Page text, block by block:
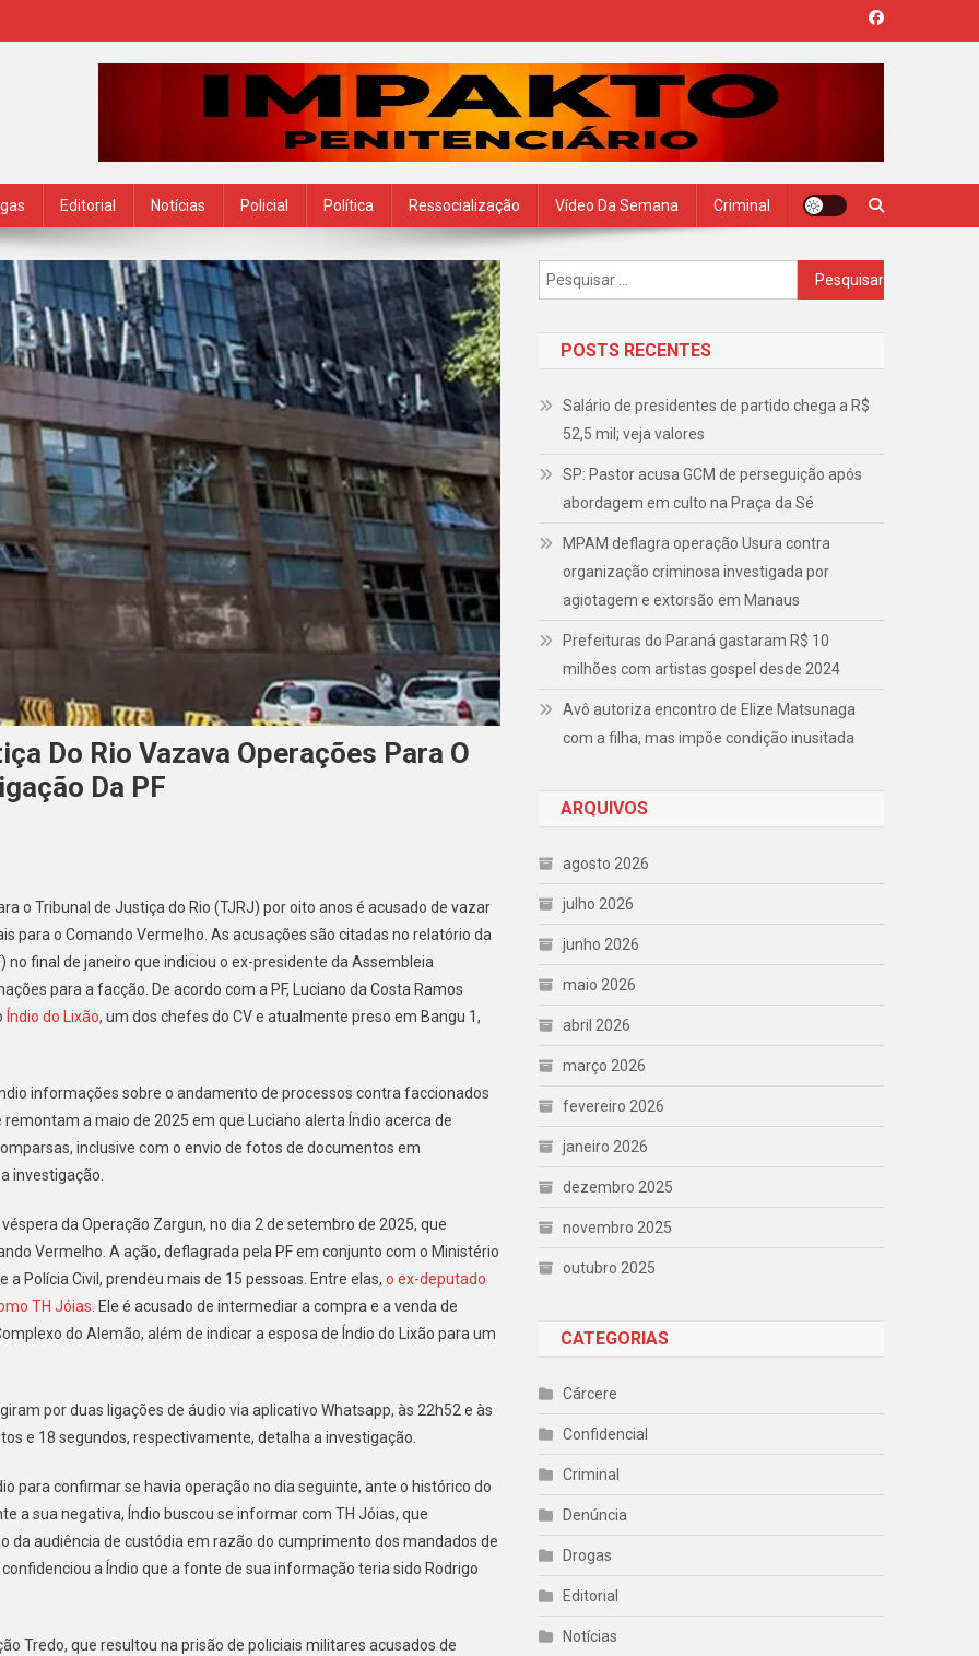
Editorial Notícias Policial Política Ressocialização Vídeo Da Semana Criminal
Do Rio Vazava Operações Para O
Da PF
o Tribunal de Justiça do Rio (TJRJ) por oito anos é acusado de vazar
para o Comando Vermelho. As acusações são citadas no relatório da
no final de janeiro que indiciou o ex-presidente da Assembleia
para a facção. De acordo com a PF, Luciano da Costa Ramos
Índio do Lixão, um dos chefes do CV e atualmente preso em Bangu 1,
informações sobre o andamento de processos contra faccionados
a maio de 2025 em que Luciano alerta Índio acerca de
inclusive com o envio de fotos de documentos em
investigação.
da Operação Zargun, no dia 2 de setembro de 2025, que
Vermelho. A ação, deflagrada pela PF em conjunto com o Ministério
a Polícia Civil, prendeu mais de 15 pessoas. Entre elas, o ex-deputado
TH Jóias. Ele é acusado de intermediar a compra e a venda de
do Alemão, além de indicar a esposa de Índio do Lixão para um
por duas ligações de áudio via aplicativo Whatsapp, às 22h52 e às
e 18 segundos, respectivamente, detalha a investigação.
para confirmar se havia operação no dia seguinte, ante o histórico do
a sua negativa, Índio buscou se informar com TH Jóias, que
da audiência de custódia em razão do cumprimento dos mandados de
a Índio que a fonte de sua informação teria sido Rodrigo
Tredo, que resultou na prisão de policiais militares acusados de
Pesquisar
por:
POSTS RECENTES
Salário de presidentes de partido chega a R$
52,5 mil; veja valores
SP: Pastor acusa GCM de perseguição após
abordagem em culto na Praça da Sé
MPAM deflagra operação Usura contra
organização criminosa investigada por
agiotagem e extorsão em Manaus
Prefeituras do Paraná gastaram R$ 10
milhões com artistas gospel desde 2024
Avô autoriza encontro de Elize Matsunaga
com a filha, mas impõe condição inusitada
ARQUIVOS
agosto 2026
julho 2026
junho 2026
maio 2026
abril 2026
março 2026
fevereiro 2026
janeiro 2026
dezembro 2025
novembro 2025
outubro 2025
CATEGORIAS
Cárcere
Confidencial
Criminal
Denúncia
Drogas
Editorial
Notícias